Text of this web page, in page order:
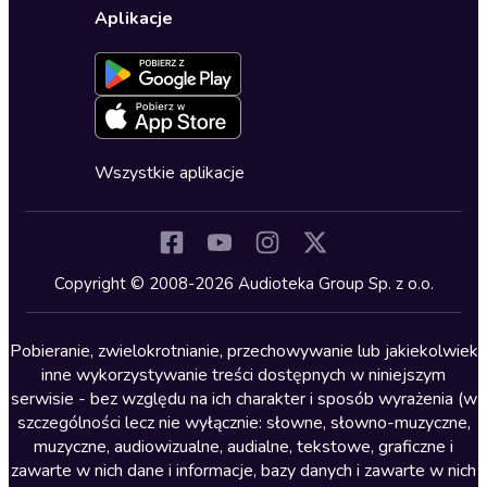
Dla młodzieży
Kryminały
Lektury szkolne
Literatura anglojęzyczna
Literatura faktu
Literatura obyczajowa
Literatura piękna obca
Ustawienia prywatności
Formularz zgłaszania nielegalnych treści
Deklaracja dostępności
Oferta dla firm i bibliotek
Dołącz do newslettera
Blog
Zapowiedzi
Cykle audiobooków
Aplikacje
Wszystkie aplikacje
Copyright © 2008-2026 Audioteka Group Sp. z o.o.
Pobieranie, zwielokrotnianie, przechowywanie lub jakiekolwiek
inne wykorzystywanie treści dostępnych w niniejszym
serwisie - bez względu na ich charakter i sposób wyrażenia (w
szczególności lecz nie wyłącznie: słowne, słowno-muzyczne,
muzyczne, audiowizualne, audialne, tekstowe, graficzne i
zawarte w nich dane i informacje, bazy danych i zawarte w nich